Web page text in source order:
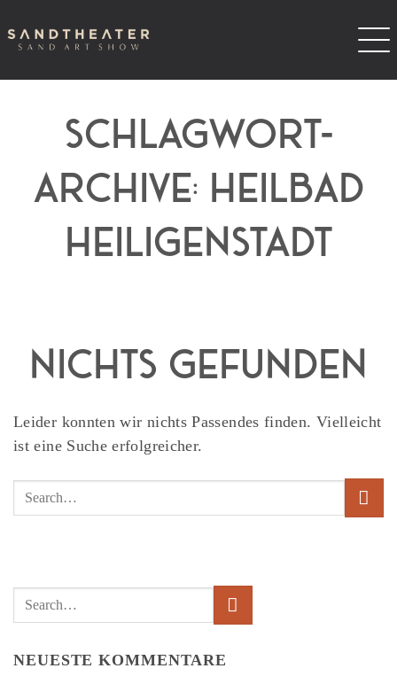
SCHLAGWORT-
ARCHIVE: HEILBAD
HEILIGENSTADT
Nichts gefunden
Leider konnten wir nichts Passendes finden. Vielleicht
ist eine Suche erfolgreicher.
NEUESTE KOMMENTARE